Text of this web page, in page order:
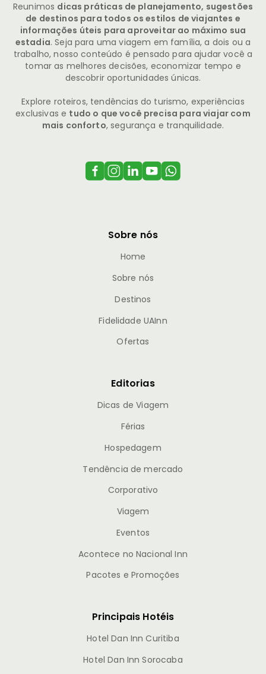
Reunimos dicas práticas de planejamento, sugestões
de destinos para todos os estilos de viajantes e
informações úteis para aproveitar ao máximo sua
estadia. Seja para uma viagem em família, a dois ou a
trabalho, nosso conteúdo é pensado para ajudar você a
tomar as melhores decisões, economizar tempo e
descobrir oportunidades únicas.
Explore roteiros, tendências do turismo, experiências
exclusivas e tudo o que você precisa para viajar com
mais conforto, segurança e tranquilidade.
Sobre nós
Home
Sobre nós
Destinos
Fidelidade UAInn
Ofertas
Editorias
Dicas de Viagem
Férias
Hospedagem
Tendência de mercado
Corporativo
Viagem
Eventos
Acontece no Nacional Inn
Pacotes e Promoções
Principais Hotéis
Hotel Dan Inn Curitiba
Hotel Dan Inn Sorocaba